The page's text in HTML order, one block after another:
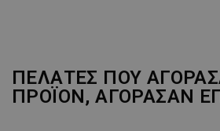
ΠΕΛΆΤΕΣ ΠΟΥ
ΠΡΟΪΌΝ, ΑΓΌΡΑΣΑΝ